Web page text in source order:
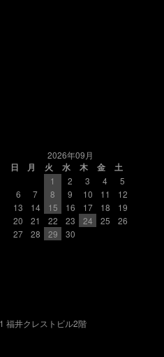
2026年09月
日
月 火 水 木 金
土
1
2 3 4
5
6
7 8 9 10 11
12
13
14 15 16 17 18
19
20
21 22 23 24 25
26
27
28 29 30
福井クレストビル2階